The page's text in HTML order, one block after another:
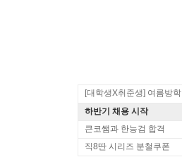
[대학생X취준생] 여름방학
하반기 채용 시작
큰코쌤과 한능검 합격
직8딴 시리즈 분철쿠폰